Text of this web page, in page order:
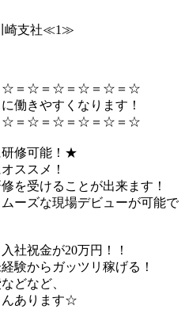
崎支社≪1≫
☆＝☆＝☆＝☆＝☆＝☆
働きやすくなります！
☆＝☆＝☆＝☆＝☆＝☆
修可能！★
ススメ！
を受けることが出来ます！
ーズな現場デビューが可能で
社祝金が20万円！！
験からガッツリ稼げる！
どなど、
んあります☆